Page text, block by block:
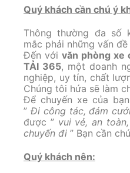
Quý khách cần chú ý
Thông thường đa số
mắc phải những vấn
Đến với văn phòng xe
TẢI 365, một doanh
nghiệp, uy tín, chất
Chúng tôi hứa sẽ làm
Để chuyến xe của
” Đi công tác, đám
được ” vui vẻ, an
chuyến đi ” Bạn cần
Quý khách nên: